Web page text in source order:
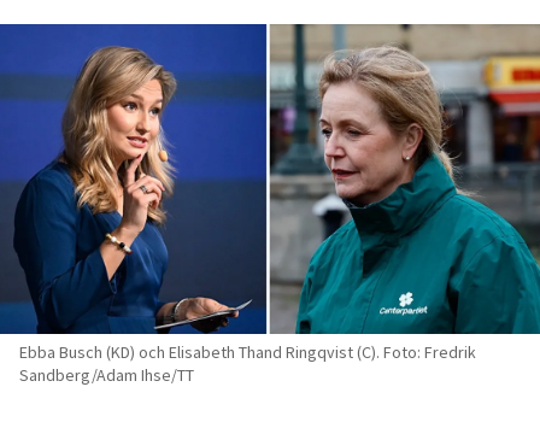
Ebba Busch (KD) och Elisabeth Thand Ringqvist (C). Foto: Fredrik
Sandberg/Adam Ihse/TT